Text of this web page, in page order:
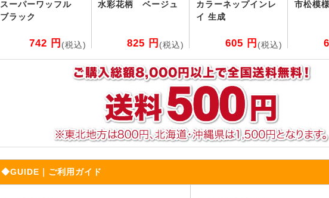
スーパーワッフル
ブラック
742 円 (税込)
水彩花柄 ベージュ
825 円 (税込)
カラーネップインレ
イ 生成
605 円 (税込)
市松模
◆GUIDE｜ご利用ガイド